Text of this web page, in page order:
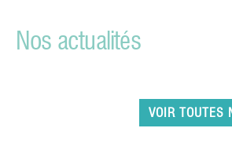
Nos actualités
VOIR TOUTES